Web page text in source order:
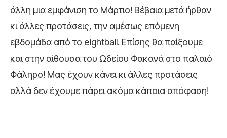
άλλη μια εμφάνιση το Μάρτιο! Βέβαια μετά ήρθαν
κι άλλες προτάσεις, την αμέσως επόμενη
εβδομάδα από το eightball. Επίσης θα παίξουμε
και στην αίθουσα του Ωδείου Φακανά στο παλαιό
Φάληρο! Μας έχουν κάνει κι άλλες προτάσεις
αλλά δεν έχουμε πάρει ακόμα κάποια απόφαση!